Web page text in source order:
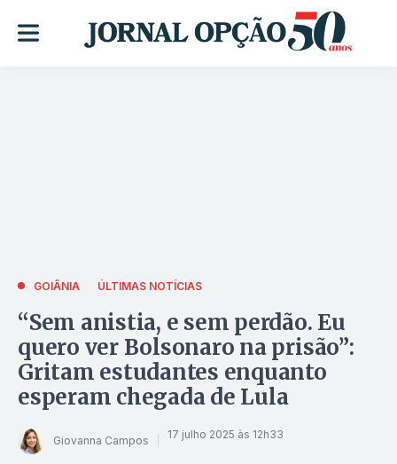
GOIÂNIA ÚLTIMAS NOTÍCIAS
“Sem anistia, e sem perdão. Eu
quero ver Bolsonaro na prisão”:
Gritam estudantes enquanto
esperam chegada de Lula
Giovanna Campos 17 julho 2025 às 12h33